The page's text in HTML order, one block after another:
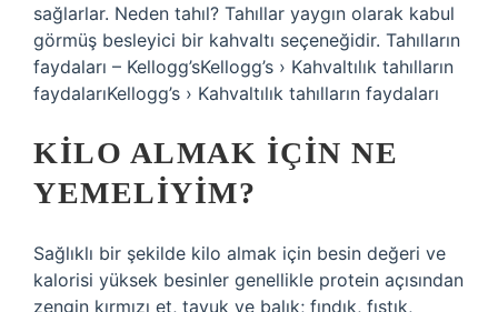
sağlarlar. Neden tahıl? Tahıllar yaygın olarak kabul
görmüş besleyici bir kahvaltı seçeneğidir. Tahılların
faydaları – Kellogg’sKellogg’s › Kahvaltılık tahılların
faydalarıKellogg’s › Kahvaltılık tahılların faydaları
KILO ALMAK IÇIN NE
YEMELIYIM?
Sağlıklı bir şekilde kilo almak için besin değeri ve
kalorisi yüksek besinler genellikle protein açısından
zengin kırmızı et, tavuk ve balık; fındık, fıstık,